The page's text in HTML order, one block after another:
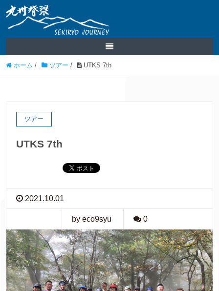
ホーム / ツアー / UTKS 7th
ツアー
UTKS 7th
2021.10.01
by eco9syu 0